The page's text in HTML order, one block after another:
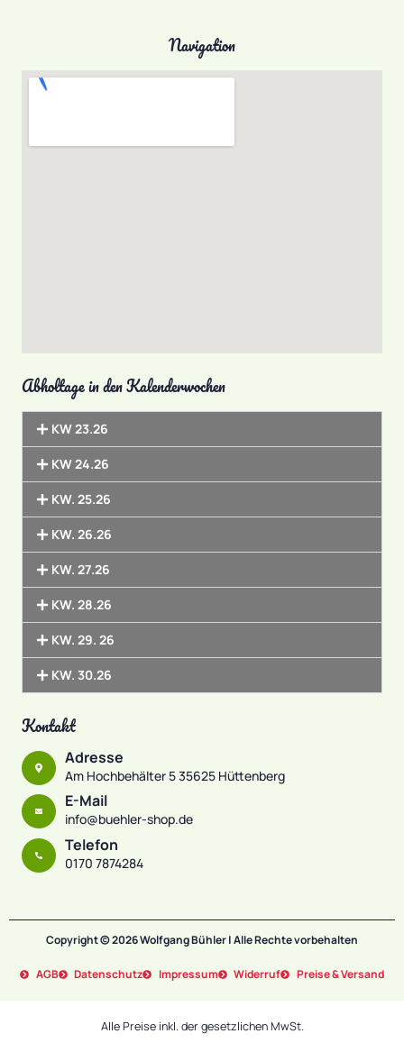
Navigation
Abholtage in den Kalenderwochen
KW 23.26
KW 24.26
KW. 25.26
KW. 26.26
KW. 27.26
KW. 28.26
KW. 29. 26
KW. 30.26
Kontakt
Adresse
Am Hochbehälter 5 35625 Hüttenberg
E-Mail
info@buehler-shop.de
Telefon
0170 7874284
Copyright © 2026 Wolfgang Bühler | Alle Rechte vorbehalten
AGB Datenschutz Impressum Widerruf Preise & Versand
Alle Preise inkl. der gesetzlichen MwSt.